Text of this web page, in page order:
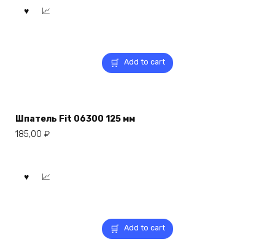
Add to cart
Шпатель Fit 06300 125 мм
185,00 ₽
Add to cart